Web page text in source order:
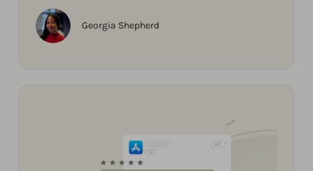
Georgia Shepherd